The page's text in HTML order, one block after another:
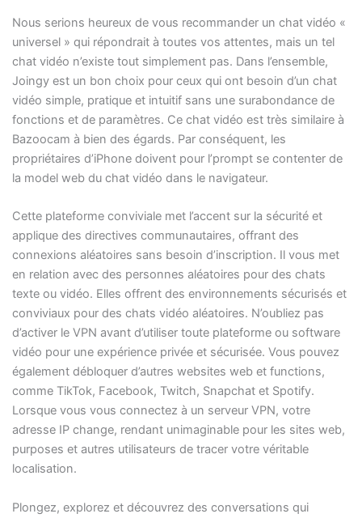
Nous serions heureux de vous recommander un chat vidéo «
universel » qui répondrait à toutes vos attentes, mais un tel
chat vidéo n’existe tout simplement pas. Dans l’ensemble,
Joingy est un bon choix pour ceux qui ont besoin d’un chat
vidéo simple, pratique et intuitif sans une surabondance de
fonctions et de paramètres. Ce chat vidéo est très similaire à
Bazoocam à bien des égards. Par conséquent, les
propriétaires d’iPhone doivent pour l’prompt se contenter de
la model web du chat vidéo dans le navigateur.
Cette plateforme conviviale met l’accent sur la sécurité et
applique des directives communautaires, offrant des
connexions aléatoires sans besoin d’inscription. Il vous met
en relation avec des personnes aléatoires pour des chats
texte ou vidéo. Elles offrent des environnements sécurisés et
conviviaux pour des chats vidéo aléatoires. N’oubliez pas
d’activer le VPN avant d’utiliser toute plateforme ou software
vidéo pour une expérience privée et sécurisée. Vous pouvez
également débloquer d’autres websites web et functions,
comme TikTok, Facebook, Twitch, Snapchat et Spotify.
Lorsque vous vous connectez à un serveur VPN, votre
adresse IP change, rendant unimaginable pour les sites web,
purposes et autres utilisateurs de tracer votre véritable
localisation.
Plongez, explorez et découvrez des conversations qui